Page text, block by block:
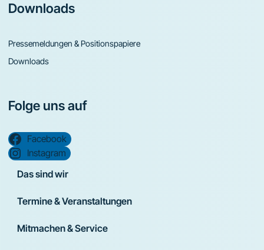
Downloads
Pressemeldungen & Positionspapiere
Downloads
Folge uns auf
Facebook
Instagram
Das sind wir
Termine & Veranstaltungen
Mitmachen & Service